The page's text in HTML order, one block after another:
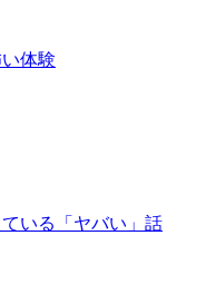
体験
いる「ヤバい」話